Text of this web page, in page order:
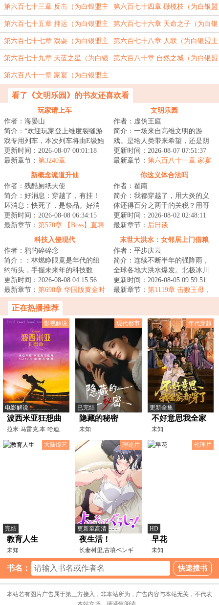
冰衫沐雪加更）（四合一） 冰衫沐雪加更）（四合一）
第六百七十三章 反击（为白银盟主
冰衫沐雪加更）（四合一）
第六百七十四章 橄榄枝（为白银盟
主冰衫沐雪加更）（四合一）
第六百七十五章 押运（为白银盟主
冰衫沐雪加更）（四合一）
第六百七十六章 天命之子（为白银
盟主冰衫沐雪加更）（四合一）
第六百七十七章 戏耍（为白银盟主
冰衫沐雪加更）（四合一）
第六百七十八章 人联（为白银盟主
冰衫沐雪加更）（四合一）
第六百七十九章 天蓝之星（为白银
盟主冰衫沐雪加更）（四合一）
第六百八十章 自然之城（为白银盟
第六百八十一章 家宴（为白银盟主
冰衫沐雪加更）（四合一）
看了《文明乐园》的书友还喜欢看
玩家请上车
作者：海晏山
简介：“欢迎玩家登上维度裂缝游
戏专用列车，本次列车将由E级始
发站开往D级站点，请玩家保证生
命安全有序...
更新时间：2026-08-07 00:01:18
最新章节： 第3240章
文明乐园
作者：虚伪王庭
简介：一场来自高维文明的游
戏。是给人类带来希望，还是阴
谋？面对即将熄灭的文明。是帮
助点燃火种，还是...
更新时间：2026-08-07 07:51:37
最新章节： 第六百八十一章 家宴
（为白银盟主冰衫沐雪加更）
（四合一）
新概念诡道升仙
作者：残酷厕纸天使
简介：好消息：穿越了，有挂！
坏消息：快死了，是祭品。好消
息：我已成功奴役了邪神！…打
开为入侵仙界而...
更新时间：2026-08-08 06:34:15
最新章节： 第570章 【Boss】直聘
你这义体合法吗
作者：翟南
简介：我都穿越了，用大炎的义
体还得百分之两千的关税？用哥
联义体我还没医保？无线上网还
tm的得交专利费...
更新时间：2026-08-02 02:48:11
最新章节： 后日谈
科技入侵现代
作者：鸦的碎碎念
简介：：林燃睁眼竟是年代的纽
约街头，手握未来年的科技数
据，却成了没有身份的“黑户”。他
不得不用一篇...
更新时间：2026-08-08 04:15:56
最新章节： 第698章 华国版黄金时
代
末世大洪水：女邻居上门借粮
作者：平步庆云
简介：连续不断半年的强降雨，
全球各地大洪水爆发。北极冰川
融化，海平面上涨，海水倒灌江
河。冰封的远古...
更新时间：2026-08-05 09:59:51
最新章节： 第1119章 击败王母，
正在热播推荐
影视解说
电影解说
波西米亚狂想曲
[电影解说]
拉米·马雷克,本·哈迪,
约瑟夫·梅泽罗,格
现代都市
已完结
隐藏的秘密
未知
年代穿越
更新全集
不好意思我全家
都穿了
未知
大陆综艺
完结
教育人生
未知
理论片
更新至高清
夜生活！
长妻树里,古墳ペンギ
ン,ユカニュン
伦理片
HD
早花
未知
书名：
本站若有图片广告属于第三方接入，非本站所为，广告内容与本站无关，不代表